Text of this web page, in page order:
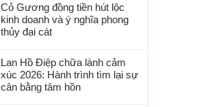
Cỏ Gương đồng tiền hút lộc
kinh doanh và ý nghĩa phong
thủy đại cát
Lan Hồ Điệp chữa lành cảm
xúc 2026: Hành trình tìm lại sự
cân bằng tâm hồn